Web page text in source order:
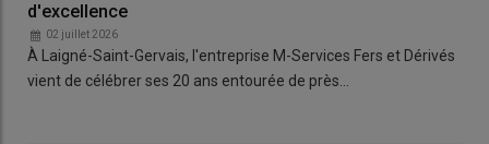
d'excellence
02 juillet 2026
À Laigné-Saint-Gervais, l'entreprise M-Services Fers et Dérivés
vient de célébrer ses 20 ans entourée de près…